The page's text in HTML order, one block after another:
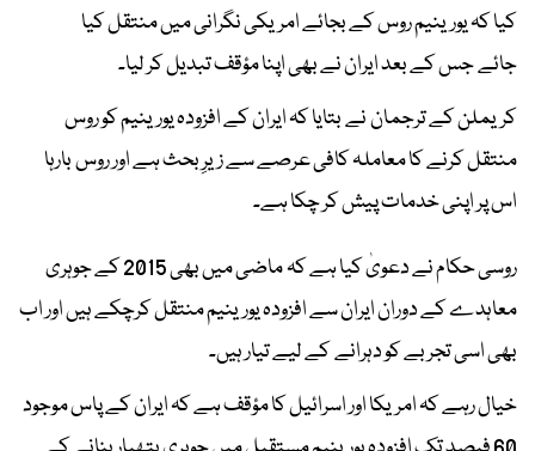
کیا کہ یورینیم روس کے بجائے امریکی نگرانی میں منتقل کیا
جائے جس کے بعد ایران نے بھی اپنا مؤقف تبدیل کر لیا۔
کریملن کے ترجمان نے بتایا کہ ایران کے افزودہ یورینیم کو روس
منتقل کرنے کا معاملہ کافی عرصے سے زیرِ بحث ہے اور روس بارہا
اس پر اپنی خدمات پیش کر چکا ہے۔
روسی حکام نے دعویٰ کیا ہے کہ ماضی میں بھی 2015 کے جوہری
معاہدے کے دوران ایران سے افزودہ یورینیم منتقل کرچکے ہیں اور اب
بھی اسی تجربے کو دہرانے کے لیے تیار ہیں۔
خیال رہے کہ امریکا اور اسرائیل کا مؤقف ہے کہ ایران کے پاس موجود